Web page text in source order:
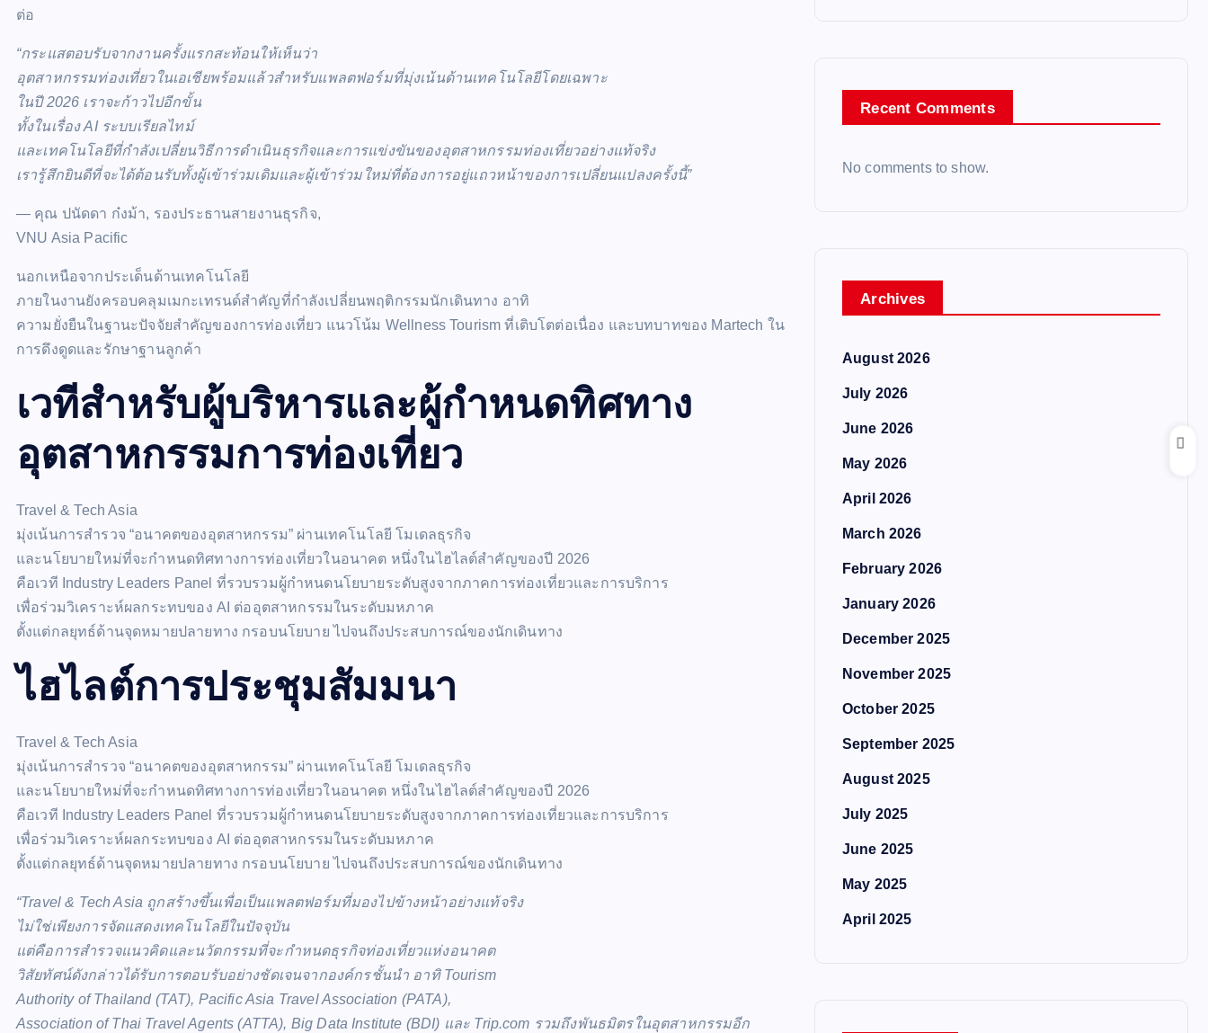
ต่อ
“กระแสตอบรับจากงานครั้งแรกสะท้อนให้เห็นว่า
อุตสาหกรรมท่องเที่ยวในเอเชียพร้อมแล้วสำหรับแพลตฟอร์มที่มุ่งเน้นด้านเทคโนโลยีโดยเฉพาะ
ในปี2026 เราจะก้าวไปอีกขั้น
ทั้งในเรื่อง AI ระบบเรียลไทม์
และเทคโนโลยีที่กำลังเปลี่ยนวิธีการดำเนินธุรกิจและการแข่งขันของอุตสาหกรรมท่องเที่ยวอย่างแท้จริง
เรารู้สึกยินดีที่จะได้ต้อนรับทั้งผู้เข้าร่วมเดิมและผู้เข้าร่วมใหม่ที่ต้องการอยู่แถวหน้าของการเปลี่ยนแปลงครั้งนี้”
— คุณ ปนัดดา ก๋งม้า, รองประธานสายงานธุรกิจ,
VNU Asia Pacific
นอกเหนือจากประเด็นด้านเทคโนโลยี
ภายในงานยังครอบคลุมเมกะเทรนด์สำคัญที่กำลังเปลี่ยนพฤติกรรมนักเดินทาง อาทิ
ความยั่งยืนในฐานะปัจจัยสำคัญของการท่องเที่ยว แนวโน้ม Wellness Tourism ที่เติบโตต่อเนื่อง และบทบาทของ Martech ใน
การดึงดูดและรักษาฐานลูกค้า
เวทีสำหรับผู้บริหารและผู้กำหนดทิศทาง
อุตสาหกรรมการท่องเที่ยว
Travel & Tech Asia
มุ่งเน้นการสำรวจ “อนาคตของอุตสาหกรรม” ผ่านเทคโนโลยี โมเดลธุรกิจ
และนโยบายใหม่ที่จะกำหนดทิศทางการท่องเที่ยวในอนาคต หนึ่งในไฮไลต์สำคัญของปี 2026
คือเวที Industry Leaders Panel ที่รวบรวมผู้กำหนดนโยบายระดับสูงจากภาคการท่องเที่ยวและการบริการ
เพื่อร่วมวิเคราะห์ผลกระทบของ AI ต่ออุตสาหกรรมในระดับมหภาค
ตั้งแต่กลยุทธ์ด้านจุดหมายปลายทาง กรอบนโยบาย ไปจนถึงประสบการณ์ของนักเดินทาง
ไฮไลต์การประชุมสัมมนา
Travel & Tech Asia
มุ่งเน้นการสำรวจ “อนาคตของอุตสาหกรรม” ผ่านเทคโนโลยี โมเดลธุรกิจ
และนโยบายใหม่ที่จะกำหนดทิศทางการท่องเที่ยวในอนาคต หนึ่งในไฮไลต์สำคัญของปี 2026
คือเวที Industry Leaders Panel ที่รวบรวมผู้กำหนดนโยบายระดับสูงจากภาคการท่องเที่ยวและการบริการ
เพื่อร่วมวิเคราะห์ผลกระทบของ AI ต่ออุตสาหกรรมในระดับมหภาค
ตั้งแต่กลยุทธ์ด้านจุดหมายปลายทาง กรอบนโยบาย ไปจนถึงประสบการณ์ของนักเดินทาง
“Travel & Tech Asia ถูกสร้างขึ้นเพื่อเป็นแพลตฟอร์มที่มองไปข้างหน้าอย่างแท้จริง
ไม่ใช่เพียงการจัดแสดงเทคโนโลยีในปัจจุบัน
แต่คือการสำรวจแนวคิดและนวัตกรรมที่จะกำหนดธุรกิจท่องเที่ยวแห่งอนาคต
วิสัยทัศน์ดังกล่าวได้รับการตอบรับอย่างชัดเจนจากองค์กรชั้นนำ อาทิ Tourism
Authority of Thailand (TAT), Pacific Asia Travel Association (PATA),
Association of Thai Travel Agents (ATTA), Big Data Institute (BDI) และ Trip.com รวมถึงพันธมิตรในอุตสาหกรรมอีก
Recent Comments
No comments to show.
Archives
August 2026
July 2026
June 2026
May 2026
April 2026
March 2026
February 2026
January 2026
December 2025
November 2025
October 2025
September 2025
August 2025
July 2025
June 2025
May 2025
April 2025